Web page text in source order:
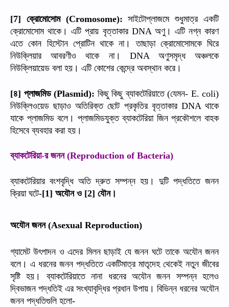
[7] ক্রোমোসোম(Cromosome): সাইটোপ্লাজমে শুধুমাত্র একটি
ক্রোমোসোম থাকে। এটি প্রায় বৃত্তাকারDNA অণু। এটি নগ্ন কারণ
এতে কোন হিস্টোন প্রোটিন থাকে না। তাছাড়া ক্রোমোসোমকে ঘিরে
নিউক্লিয়ার
আবরণীও থাকে না। DNA অণুসমৃদ্ধ
অঞ্চলকে
নিউক্লিয়ায়েড বলা হয়। এটি কোশের কেন্দ্রে অবস্থান করে।
[৪] প্লাজমিড(Plasmid): কিছু কিছু ব্যাকটেরিয়াতে(যেমন- E. coli)
নিউক্লিওয়েড ছাড়াও অতিরিক্ত ছোট প্রকৃতির বৃত্তাকারDNAথাকে
যাকে প্লাজমিড বলে। প্লাজমিডযুক্ত ব্যাকটেরিয়া জিন প্রকৌশলে বাহক
হিসেবে ব্যবহার করা হয়।
ব্যাকটেরিয়া-র জনন(Reproduction of Bacteria)
ব্যাকটেরিয়ার বংশবৃদ্ধি অতি দ্রুত সম্পন্ন হয়। দুটি পদ্ধতিতে জনন
ক্রিয়া ঘটে-[1] অযৌন ও [2] যৌন।
অযৌন জনন(Asexual Reproduction)
গ্যামেট উৎপাদন ও এদের মিলন ছাড়াই যে জনন ঘটে তাকে অযৌন জনন
বলে। এ ধরনের জনন পদ্ধতিতে একটিমাত্র মাতৃদেহ থেকেই নতুন জীবের
সৃষ্টি হয়। ব্যাকটেরিয়াতে নানা ধরনের অযৌন জনন সম্পন্ন হলেও
দ্বিভাজন পদ্ধতিই এর সংখ্যাবৃদ্ধির প্রধান উপায়। বিভিন্ন ধরনের অযৌন
জনন পদ্ধতিগুলি হলো-